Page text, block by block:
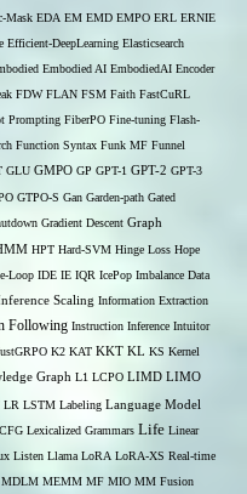
Mask EDA EM EMD EMPO ERL ERNIE
Efficient-DeepLearning Elasticsearch
Embodied AI EmbodiedAI Encoder
FDW FLAN FSM Faith FastCuRL
Prompting FiberPO Fine-tuning Flash-
Function Syntax Funk MF Funnel
GLU GMPO GP GPT-1 GPT-2 GPT-3
GTPO-S Gan Garden-path Gated
Gradient Descent Graph
HPT Hard-SVM Hinge Loss Hope
Loop IDE IE IQR IcePop Imbalance Data
Scaling Information Extraction
Following Instruction Inference Intuitor
K2 KAT KKT KL KS Kernel
Graph L1 LCPO LIMD LIMO
LR LSTM Labeling Language Model
Lexicalized Grammars Life Linear
Listen Llama LoRA LoRA-XS Real-time
MDLM MEMM MF MIO MM Fusion